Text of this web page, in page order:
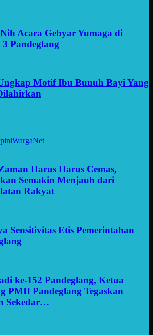
Acara Gebyar Yumaga di
Pandeglang
Motif Ibu Bunuh Bayi Yang
WargaNet
Harus Harus Cemas,
Semakin Menjauh dari
Rakyat
Sensitivitas Etis Pemerintahan
ke-152 Pandeglang, Ketua
PMII Pandeglang Tegaskan
Sekedar…